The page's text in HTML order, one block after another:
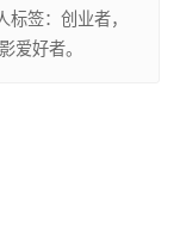
签：创业者，
爱好者。